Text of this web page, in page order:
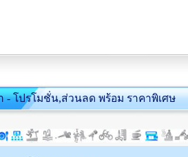
- โปรโมชั่น,ส่วนลด พร้อม ราคาพิเศษ